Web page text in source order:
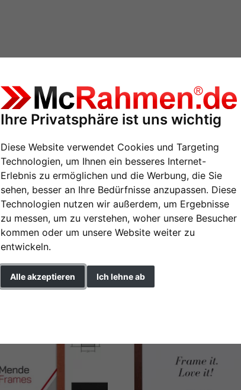
Ihre Privatsphäre ist uns wichtig
Diese Website verwendet Cookies und Targeting
Technologien, um Ihnen ein besseres Internet-
Erlebnis zu ermöglichen und die Werbung, die Sie
sehen, besser an Ihre Bedürfnisse anzupassen. Diese
Technologien nutzen wir außerdem, um Ergebnisse
zu messen, um zu verstehen, woher unsere Besucher
kommen oder um unsere Website weiter zu
entwickeln.
Alle akzeptieren Ich lehne ab
Holzrahmen
Profilhöhe